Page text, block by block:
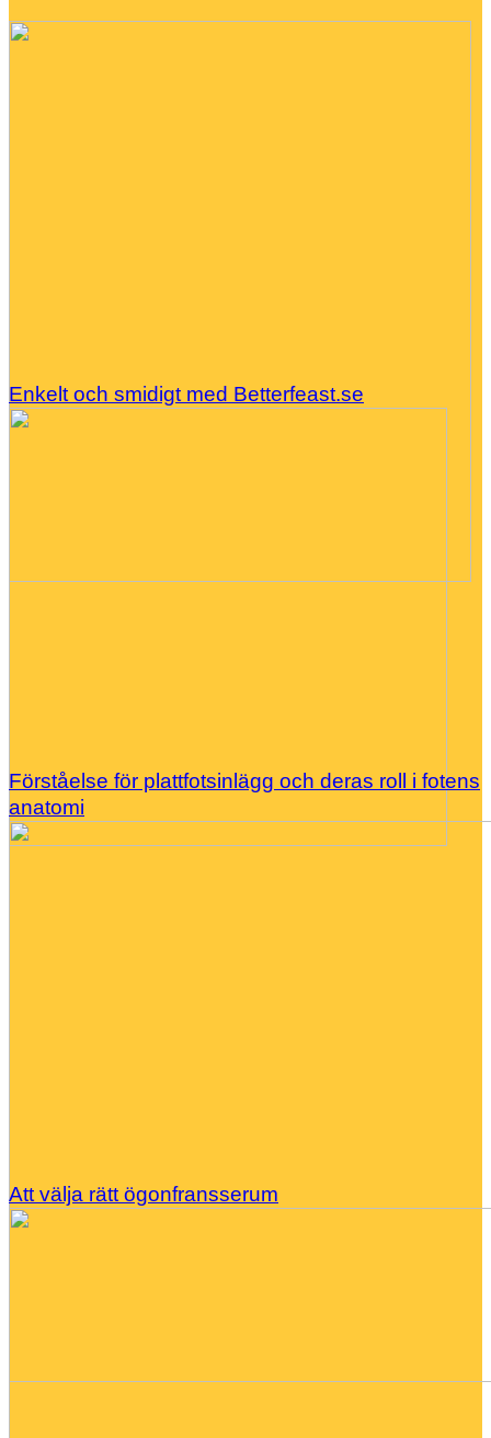
Enkelt och smidigt med Betterfeast.se
Förståelse för plattfotsinlägg och deras roll i fotens
anatomi
Att välja rätt ögonfransserum